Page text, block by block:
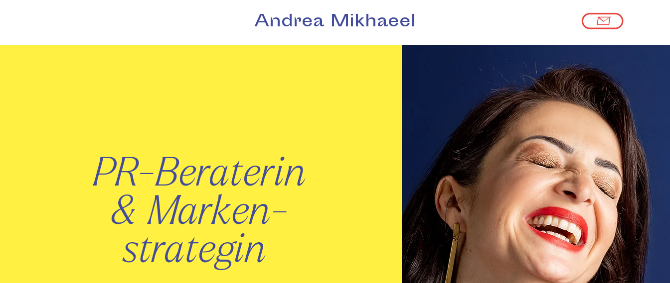
Andrea Mikhaeel
PR-Beraterin
& Marken-
strategin